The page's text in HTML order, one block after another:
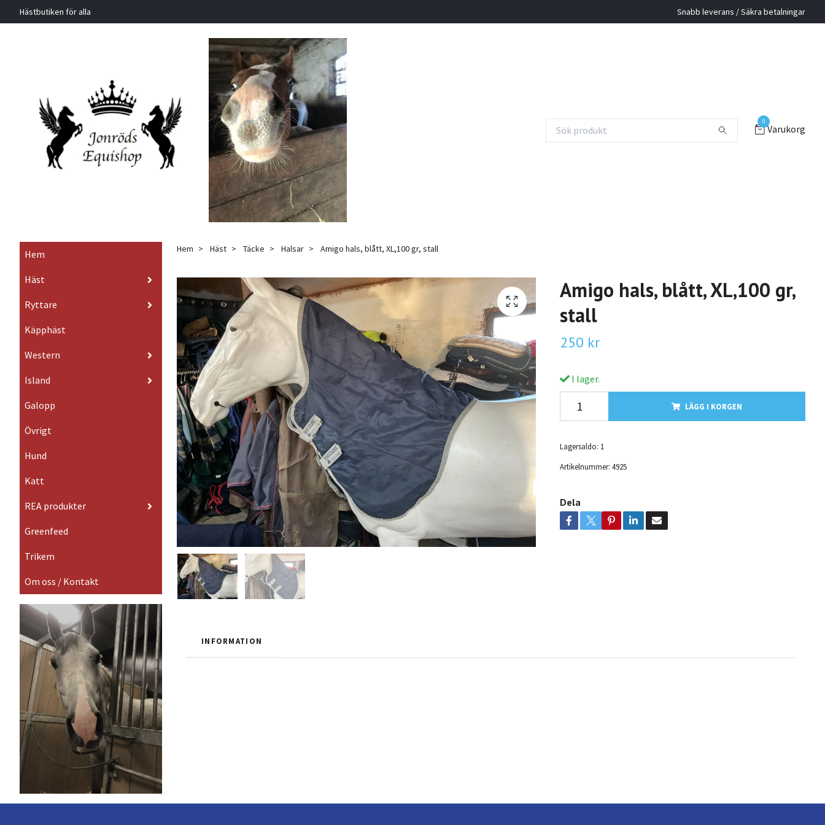
Hästbutiken för alla Snabb leverans / Säkra betalningar
0
Varukorg
Hem
Häst
Ryttare
Käpphäst
Western
Island
Galopp
Övrigt
Hund
Katt
REA produkter
Greenfeed
Trikem
Om oss / Kontakt
Hem Häst Täcke Halsar Amigo hals, blått, XL,100 gr, stall
Amigo hals, blått, XL,100 gr,
stall
250 kr
I lager.
LÄGG I KORGEN
Lagersaldo: 1
Artikelnummer: 4925
Dela
INFORMATION